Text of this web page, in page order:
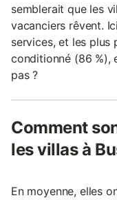
semblerait que les
vacanciers rêvent.
services, et les plus
conditionné (86 %),
pas ?
Comment
les villas à
En moyenne, elles